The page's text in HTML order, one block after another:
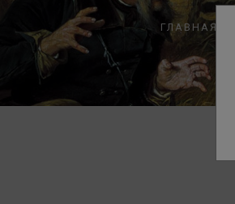
ГЛАВНАЯ